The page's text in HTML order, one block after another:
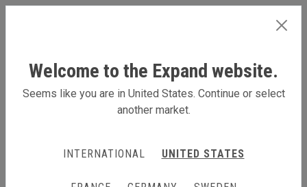
Welcome to the Expand website.
Seems like you are in United States. Continue or select
another market.
INTERNATIONAL UNITED STATES